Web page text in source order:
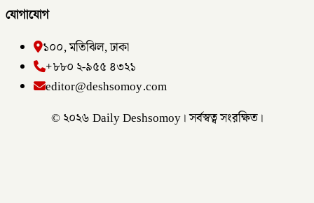
যোগাযোগ
১০০, মতিঝিল, ঢাকা
+৮৮০ ২-৯৫৫ ৪৩২১
editor@deshsomoy.com
© ২০২৬ Daily Deshsomoy। সর্বস্বত্ব সংরক্ষিত।